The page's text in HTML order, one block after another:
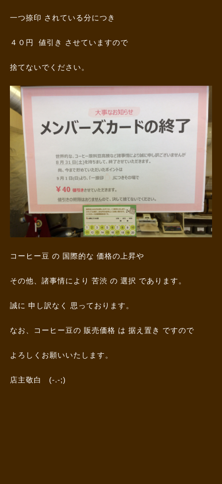
一つ捺印 されている分につき
４０円 値引き させていますので
捨てないでください。
コーヒー豆 の 国際的な 価格の上昇や
その他、諸事情により 苦渋 の 選択 であります。
誠に 申し訳なく 思っております。
なお、コーヒー豆の 販売価格 は 据え置き ですので
よろしくお願いいたします。
店主敬白 (-.-;)